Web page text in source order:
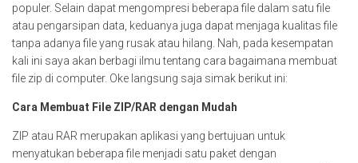
populer. Selain dapat mengompresi beberapa file dalam satu file
atau pengarsipan data, keduanya juga dapat menjaga kualitas file
tanpa adanya file yang rusak atau hilang. Nah, pada kesempatan
kali ini saya akan berbagi ilmu tentang cara bagaimana membuat
file zip di computer. Oke langsung saja simak berikut ini:
Cara Membuat File ZIP/RAR dengan Mudah
ZIP atau RAR merupakan aplikasi yang bertujuan untuk
menyatukan beberapa file menjadi satu paket dengan